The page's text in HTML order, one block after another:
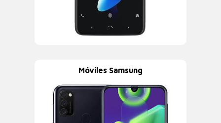
Móviles Samsung